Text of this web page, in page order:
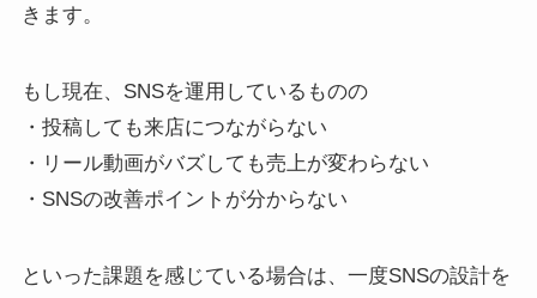
きます。
もし現在、SNSを運用しているものの
・投稿しても来店につながらない
・リール動画がバズしても売上が変わらない
・SNSの改善ポイントが分からない
といった課題を感じている場合は、一度SNSの設計を